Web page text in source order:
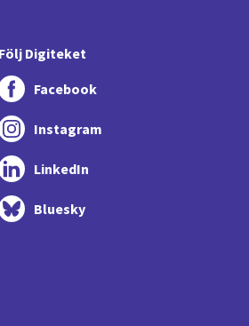
Följ Digiteket
Facebook
Instagram
LinkedIn
Bluesky